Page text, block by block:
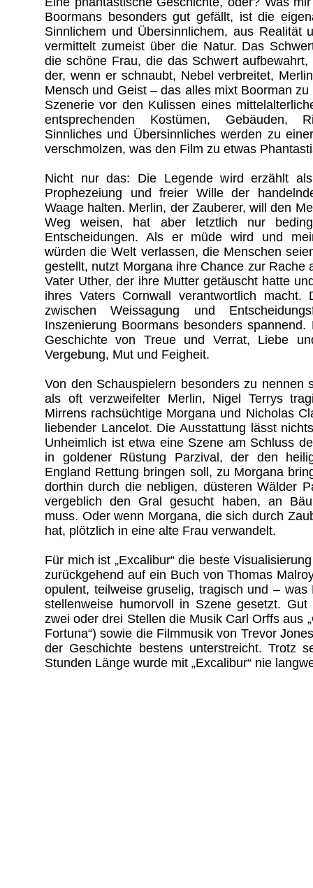
Boormans besonders gut gefällt, ist die
Sinnlichem und Übersinnlichem, aus Realität
vermittelt zumeist über die Natur. Das
die schöne Frau, die das Schwert
der, wenn er schnaubt, Nebel verbreitet,
Mensch und Geist – das alles mixt Boorman
Szenerie vor den Kulissen eines
entsprechenden Kostümen, Gebäuden,
Sinnliches und Übersinnliches werden zu
verschmolzen, was den Film zu etwas
Nicht nur das: Die Legende wird erzählt
Prophezeiung und freier Wille der
Waage halten. Merlin, der Zauberer, will den
Weg weisen, hat aber letztlich nur
Entscheidungen. Als er müde wird und
würden die Welt verlassen, die Menschen
gestellt, nutzt Morgana ihre Chance zur Rache
Vater Uther, der ihre Mutter getäuscht hatte
ihres Vaters Cornwall verantwortlich macht.
zwischen Weissagung und
Inszenierung Boormans besonders
Geschichte von Treue und Verrat, Liebe
Vergebung, Mut und Feigheit.
Von den Schauspielern besonders zu nennen
als oft verzweifelter Merlin, Nigel Terrys
Mirrens rachsüchtige Morgana und Nicholas
liebender Lancelot. Die Ausstattung lässt
Unheimlich ist etwa eine Szene am Schluss
in goldener Rüstung Parzival, der den
England Rettung bringen soll, zu Morgana
dorthin durch die nebligen, düsteren Wälder
vergeblich den Gral gesucht haben, an
muss. Oder wenn Morgana, die sich durch
hat, plötzlich in eine alte Frau verwandelt.
Für mich ist „Excalibur“ die beste
zurückgehend auf ein Buch von Thomas
opulent, teilweise gruselig, tragisch und –
stellenweise humorvoll in Szene gesetzt.
zwei oder drei Stellen die Musik Carl Orffs aus
Fortuna“) sowie die Filmmusik von Trevor
der Geschichte bestens unterstreicht. Trotz
Stunden Länge wurde mit „Excalibur“ nie